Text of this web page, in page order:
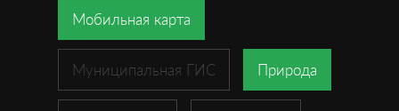
Мобильная карта
Муниципальная ГИС Природа